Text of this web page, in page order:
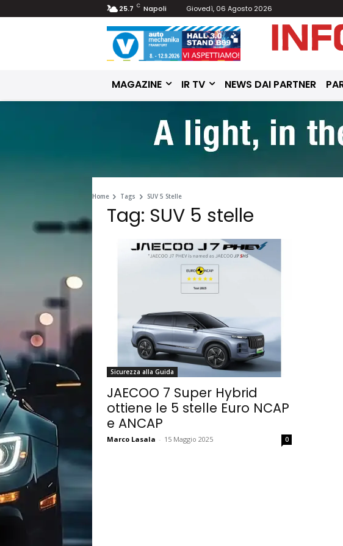
25.7 C Napoli Giovedì, 06 Agosto 2026
MAGAZINE IR TV NEWS DAI PARTNER
Home Tags SUV 5 Stelle
Tag: SUV 5 stelle
Sicurezza alla Guida
JAECOO 7 Super Hybrid
ottiene le 5 stelle Euro NCAP
e ANCAP
Marco Lasala - 15 Maggio 2025 0